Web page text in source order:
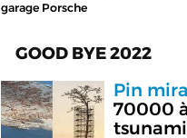
garage Porsche
GOOD BYE 2022
Pin
70000
tsunami